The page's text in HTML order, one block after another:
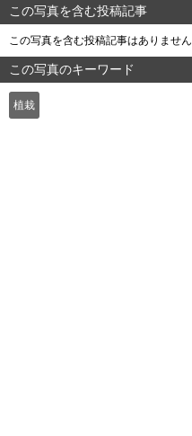
この写真を含む投稿記事
この写真を含む投稿記事はありません
この写真のキーワード
植栽